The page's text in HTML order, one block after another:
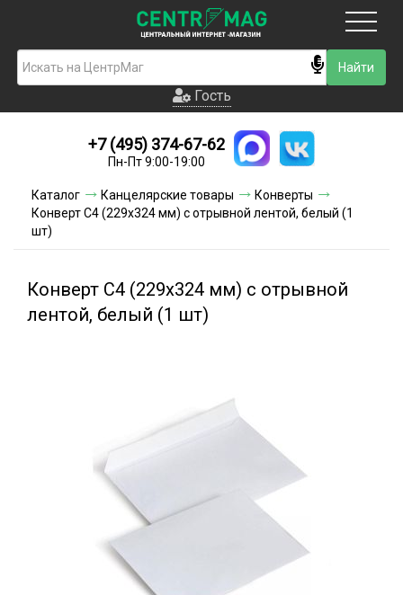
Гость
Новинки
Условия доставки
Акции и скидки
Гость
+7 (495) 374-67-62
Пн-Пт 9:00-19:00
Каталог Канцелярские товары
Конверты
Конверт С4 (229x324 мм) с отрывной лентой, белый (1
шт)
Конверт С4 (229x324 мм) с отрывной
лентой, белый (1 шт)